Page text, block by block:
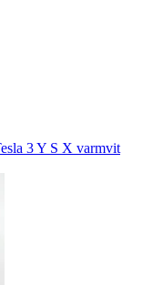
3 Y S X varmvit